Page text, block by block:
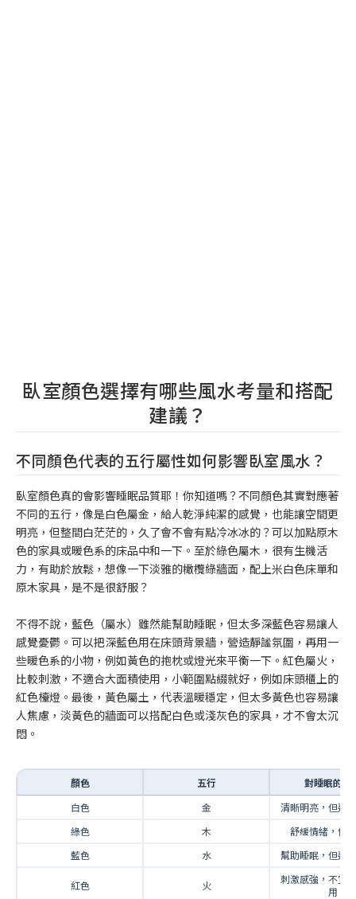
臥室顏色選擇有哪些風水考量和搭配
建議？
不同顏色代表的五行屬性如何影響臥室風水？
臥室顏色真的會影響睡眠品質耶！你知道嗎？不同顏色其實對應著
不同的五行，像是白色屬金，給人乾淨純潔的感覺，也能讓空間更
明亮，但整間白茫茫的，久了會不會有點冷冰冰的？可以加點原木
色的家具或暖色系的床品中和一下。至於綠色屬木，很有生機活
力，有助於放鬆，想像一下淡雅的橄欖綠牆面，配上米白色床單和
原木家具，是不是很舒服？
不得不說，藍色（屬水）雖然能幫助睡眠，但太多深藍色容易讓人
感覺憂鬱。可以把深藍色用在床頭背景牆，營造靜謐氛圍，再用一
些暖色系的小物，例如黃色的抱枕或燈光來平衡一下。紅色屬火，
比較刺激，不適合大面積使用，小範圍點綴就好，例如床頭櫃上的
紅色檯燈。最後，黃色屬土，代表溫暖穩定，但太多黃色也容易讓
人焦慮，淡黃色的牆面可以搭配白色或淺灰色的家具，才不會太沉
悶。
顏色 五行
對睡眠的影
白色
金
清晰明亮，但過
綠色
木
舒緩情緒，促
藍色
水 幫助睡眠，但過
紅色 火
刺激感強，不宜
用